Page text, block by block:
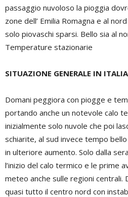
passaggio nuvoloso la pioggia
zone dell’ Emilia Romagna e al
solo piovaschi sparsi. Bello sia al
Temperature stazionarie
SITUAZIONE GENERALE IN
Domani peggiora con piogge e
portando anche un notevole calo
inizialmente solo nuvole che poi
schiarite, al sud invece tempo
in ulteriore aumento. Solo dalla
l’inizio del calo termico e le prime
meteo anche sulle regioni
quasi tutto il centro nord con